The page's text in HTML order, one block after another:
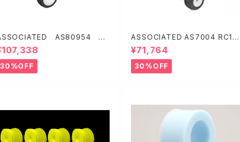
AS80954 RC
TEAM KIT 【GPバギー】
30%OFF
ASSOCIATED AS7004 RC10T
Factory Team Kit
¥71,764
30%OFF